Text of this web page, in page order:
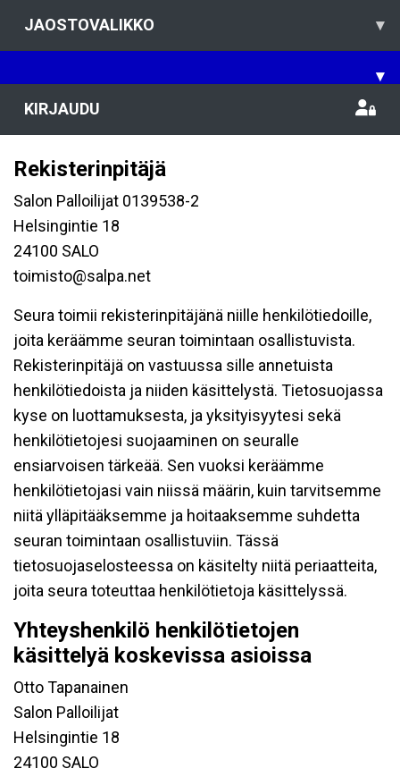
JAOSTOVALIKKO ▾
▾
KIRJAUDU
Rekisterinpitäjä
Salon Palloilijat 0139538-2
Helsingintie 18
24100 SALO
toimisto@salpa.net
Seura toimii rekisterinpitäjänä niille henkilötiedoille,
joita keräämme seuran toimintaan osallistuvista.
Rekisterinpitäjä on vastuussa sille annetuista
henkilötiedoista ja niiden käsittelystä. Tietosuojassa
kyse on luottamuksesta, ja yksityisyytesi sekä
henkilötietojesi suojaaminen on seuralle
ensiarvoisen tärkeää. Sen vuoksi keräämme
henkilötietojasi vain niissä määrin, kuin tarvitsemme
niitä ylläpitääksemme ja hoitaaksemme suhdetta
seuran toimintaan osallistuviin. Tässä
tietosuojaselosteessa on käsitelty niitä periaatteita,
joita seura toteuttaa henkilötietoja käsittelyssä.
Yhteyshenkilö henkilötietojen
käsittelyä koskevissa asioissa
Otto Tapanainen
Salon Palloilijat
Helsingintie 18
24100 SALO